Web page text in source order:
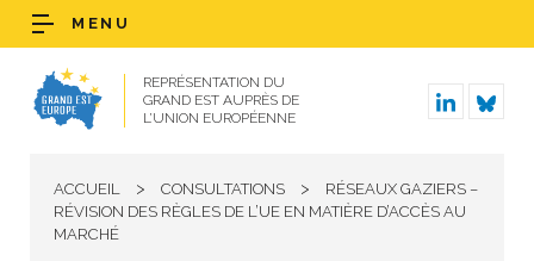
REPRÉSENTATION DU
GRAND EST AUPRÈS DE
L’UNION EUROPÉENNE
MENU
ACCUEIL > CONSULTATIONS >
RÉSEAUX GAZIERS –
RÉVISION DES RÈGLES DE L’UE EN MATIÈRE D’ACCÈS AU
MARCHÉ